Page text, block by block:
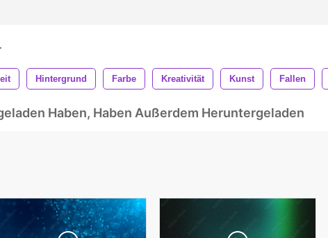
Hintergrund Farbe Kreativität Kunst Fallen
Haben, Haben Außerdem Heruntergeladen